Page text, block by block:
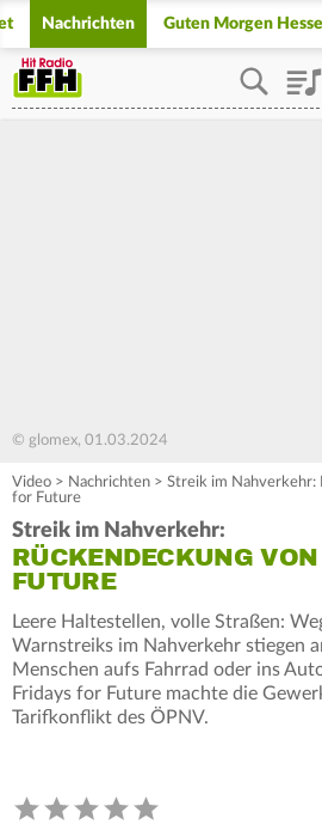
Nachrichten Guten Morgen
© glomex, 01.03.2024
Video > Nachrichten > Streik im Nahverkehr:
for Future
Streik im Nahverkehr:
RÜCKENDECKUNG
FUTURE
Leere Haltestellen, volle Straßen:
Warnstreiks im Nahverkehr stiegen
Menschen aufs Fahrrad oder ins
Fridays for Future machte die
Tarifkonflikt des ÖPNV.